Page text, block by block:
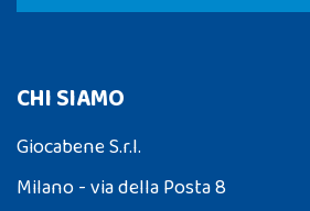
CHI SIAMO
Giocabene S.r.l.
Milano - via della Posta 8